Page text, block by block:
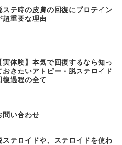
ステ時の皮膚の回復にプロテイン
超重要な理由
実体験】本気で回復するなら知っ
おきたいアトピー・脱ステロイド
復過程の全て
問い合わせ
ステロイドや、ステロイドを使わ